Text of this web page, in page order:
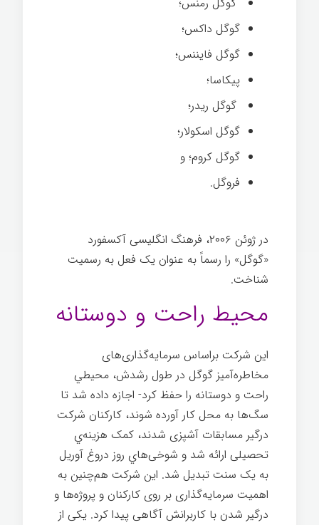
گوگل داکس؛
گوگل فایننس؛
پیکاسا؛
گوگل ریدر؛
گوگل اسکولار؛
گوگل کروم؛ و
فروگل.
در ژوئن ۲۰۰۶، فرهنگ انگلیسی آکسفورد
«گوگل» را رسماً به عنوان یک فعل به رسمیت
شناخت.
محیط راحت و دوستانه
این شرکت براساس سرمایه‌گذاری‌های
مخاطره‌آميز گوگل در طول رشدش، محيطي
راحت و دوستانه را حفظ كرد- اجازه داده شد تا
سگ‌ها به محل کار آورده شوند، کارکنان شرکت
درگیر مسابقات آشپزی شدند، کمک هزینه‌ي
تحصیلی ارائه شد و شوخی‌هاي روز دروغ آوریل
به یک سنت تبدیل شد. این شرکت هم‌چنین به
اهمیت سرمایه‌گذاری بر روی كاركنان و پروژه‌ها و
درگير شدن با کاربرانش آگاهی پیدا کرد. یکی از